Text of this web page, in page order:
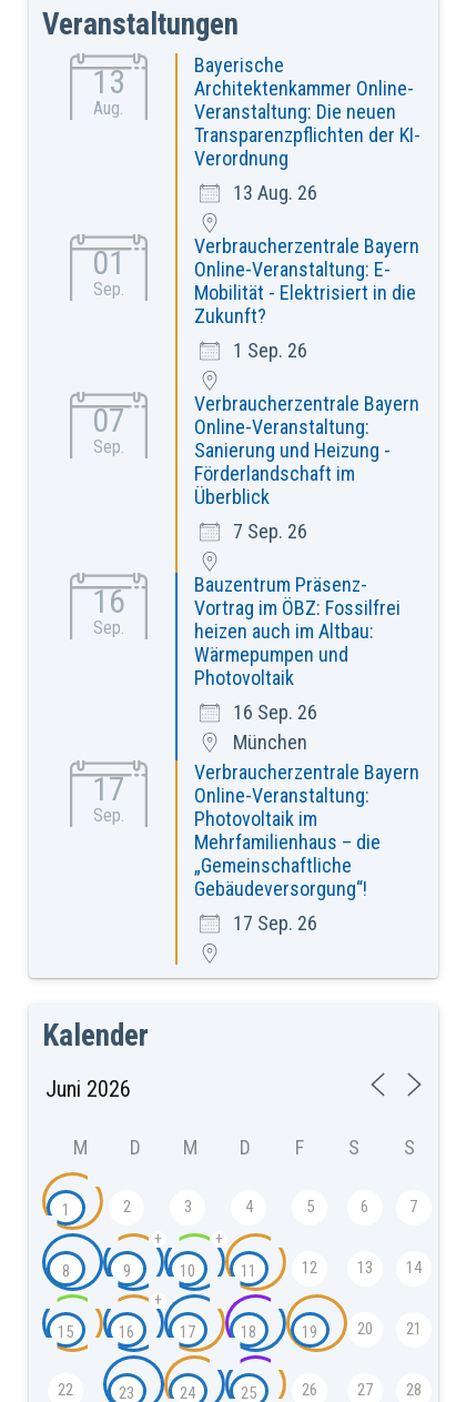
Veranstaltungen
13
Aug.
Bayerische
Architektenkammer Online-
Veranstaltung: Die neuen
Transparenzpflichten der KI-
Verordnung
13 Aug. 26
01
Sep.
Verbraucherzentrale Bayern
Online-Veranstaltung: E-
Mobilität - Elektrisiert in die
Zukunft?
1 Sep. 26
07
Sep.
Verbraucherzentrale Bayern
Online-Veranstaltung:
Sanierung und Heizung -
Förderlandschaft im
Überblick
7 Sep. 26
16
Sep.
Bauzentrum Präsenz-
Vortrag im ÖBZ: Fossilfrei
heizen auch im Altbau:
Wärmepumpen und
Photovoltaik
16 Sep. 26
München
17
Sep.
Verbraucherzentrale Bayern
Online-Veranstaltung:
Photovoltaik im
Mehrfamilienhaus – die
„Gemeinschaftliche
Gebäudeversorgung“!
17 Sep. 26
Kalender
M D M D F S S
1 2 3 4 5 6 7
8 9
+
10
+
11 12 13 14
15 16
+
17 18 19 20 21
22 23 24 25 26 27 28